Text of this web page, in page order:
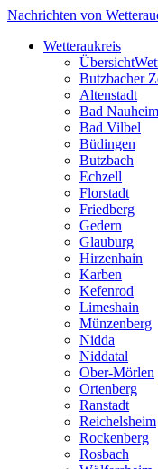
Nachrichten von
Wetteraukreis
Übersicht
Butzbacher
Altenstadt
Bad Nauheim
Bad Vilbel
Büdingen
Butzbach
Echzell
Florstadt
Friedberg
Gedern
Glauburg
Hirzenhain
Karben
Kefenrod
Limeshain
Münzenberg
Nidda
Niddatal
Ober-Mörlen
Ortenberg
Ranstadt
Reichelsheim
Rockenberg
Rosbach